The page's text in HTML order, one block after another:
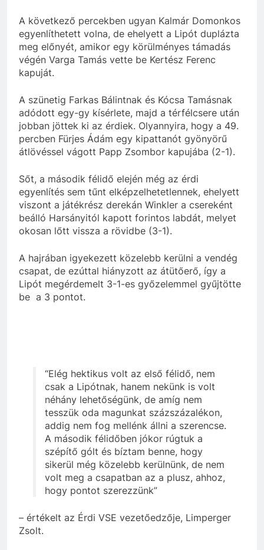
A következő percekben ugyan Kalmár Domonkos
egyenlíthetett volna, de ehelyett a Lipót duplázta
meg előnyét, amikor egy körülményes támadás
végén Varga Tamás vette be Kertész Ferenc
kapuját.
A szünetig Farkas Bálintnak és Kócsa Tamásnak
adódott egy-gy kísérlete, majd a térfélcsere után
jobban jöttek ki az érdiek. Olyannyira, hogy a 49.
percben Fürjes Ádám egy kipattanót gyönyörű
átlövéssel vágott Papp Zsombor kapujába (2-1).
Sőt, a második félidő elején még az érdi
egyenlítés sem tűnt elképzelhetetlennek, ehelyett
viszont a játékrész derekán Winkler a csereként
beálló Harsányitól kapott forintos labdát, melyet
okosan lőtt vissza a rövidbe (3-1).
A hajrában igyekezett közelebb kerülni a vendég
csapat, de ezúttal hiányzott az átütőerő, így a
Lipót megérdemelt 3-1-es győzelemmel gyűjtötte
be a 3 pontot.
“Elég hektikus volt az első félidő, nem
csak a Lipótnak, hanem nekünk is volt
néhány lehetőségünk, de amíg nem
tesszük oda magunkat százszázalékon,
addig nem fog mellénk állni a szerencse.
A második félidőben jókor rúgtuk a
szépítő gólt és bíztam benne, hogy
sikerül még közelebb kerülnünk, de nem
volt meg a csapatban az a plusz, ahhoz,
hogy pontot szerezzünk”
– értékelt az Érdi VSE vezetőedzője, Limperger
Zsolt.